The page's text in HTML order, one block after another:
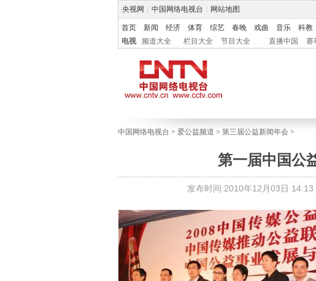
央视网 中国网络电视台 网站地图
首页 新闻 经济 体育 综艺 春晚 戏曲 音乐 科教
电视
频道大全 栏目大全 节目大全 直播中国 赛
中国网络电视台 > 爱公益频道 > 第三届公益新闻年会 >
第一届中国公
发布时间:2010年12月03日 14:13